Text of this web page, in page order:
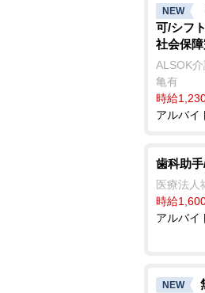
NEW
可/シフ
社会保
ALSOK
亀有
時給
アルバイ
歯科助
医療法人
時給
アルバイ
NEW